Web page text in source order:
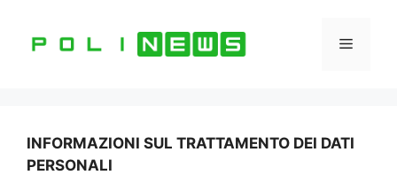
contenuto
Menu
INFORMAZIONI SUL TRATTAMENTO DEI DATI
PERSONALI